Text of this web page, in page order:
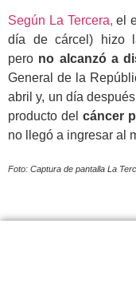
Según La Tercera, el
día de cárcel) hizo
pero no alcanzó a
General de la
abril y, un día
producto delcáncer
no llegó a ingresar al
Foto: Captura de pantalla La